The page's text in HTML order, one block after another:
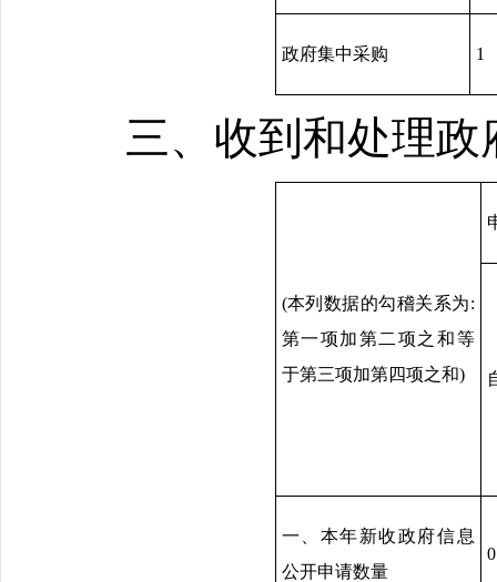
政府集中采购 1
三、收到和处理
(本列数据的勾稽关系为:
第一项加第二项之和等
于第三项加第四项之和)
一、本年新收政府信息
公开申请数量
0